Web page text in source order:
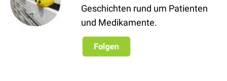
Geschichten rund um Patienten
und Medikamente.